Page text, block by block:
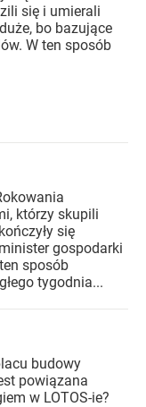
się i umierali
bo bazujące
W ten sposób
którzy skupili
się
gospodarki
sposób
tygodnia...
budowy
powiązana
w LOTOS-ie?